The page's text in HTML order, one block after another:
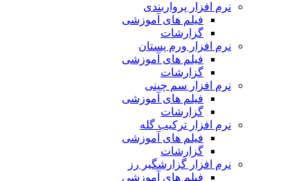
نرم افزار پرواربندی
فیلم های آموزشی
گزارشات
نرم افزار ورم پستان
فیلم های آموزشی
گزارشات
نرم افزار سم چینی
فیلم های آموزشی
گزارشات
نرم افزار ترکیب گله
فیلم های آموزشی
گزارشات
نرم افزار گزارشگیر رز
فیلم های آموزشی